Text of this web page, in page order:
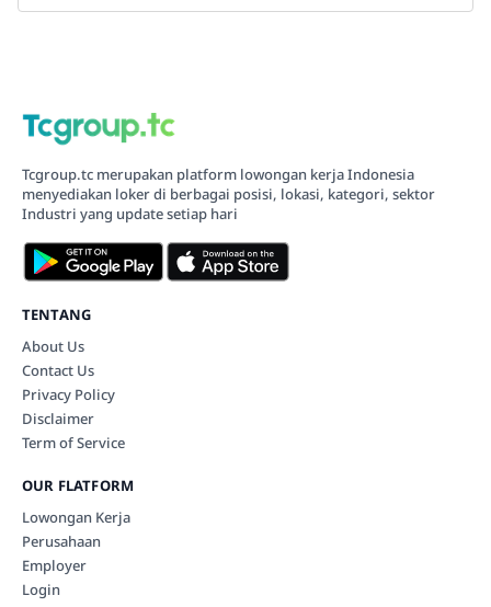
Tcgroup.tc merupakan platform lowongan kerja Indonesia
menyediakan loker di berbagai posisi, lokasi, kategori, sektor
Industri yang update setiap hari
TENTANG
About Us
Contact Us
Privacy Policy
Disclaimer
Term of Service
OUR FLATFORM
Lowongan Kerja
Perusahaan
Employer
Login